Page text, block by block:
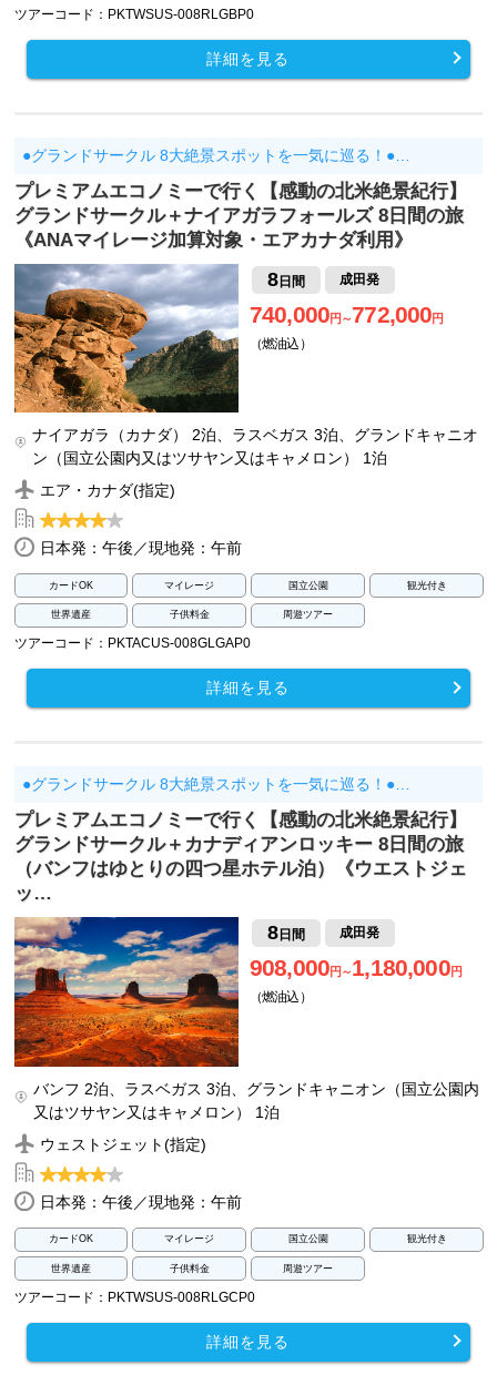
ツアーコード：PKTWSUS-008RLGBP0
詳細を見る
●グランドサークル 8大絶景スポットを一気に巡る！●…
プレミアムエコノミーで行く【感動の北米絶景紀行】
グランドサークル＋ナイアガラフォールズ 8日間の旅
《ANAマイレージ加算対象・エアカナダ利用》
8日間 成田発
740,000円～772,000円
（燃油込）
ナイアガラ（カナダ） 2泊、ラスベガス 3泊、グランドキャニオ
ン（国立公園内又はツサヤン又はキャメロン） 1泊
エア・カナダ(指定)
日本発：午後／現地発：午前
カードOK マイレージ 国立公園 観光付き
世界遺産 子供料金 周遊ツアー
ツアーコード：PKTACUS-008GLGAP0
詳細を見る
●グランドサークル 8大絶景スポットを一気に巡る！●…
プレミアムエコノミーで行く【感動の北米絶景紀行】
グランドサークル＋カナディアンロッキー 8日間の旅
（バンフはゆとりの四つ星ホテル泊）《ウエストジェ
ッ…
8日間 成田発
908,000円～1,180,000円
（燃油込）
バンフ 2泊、ラスベガス 3泊、グランドキャニオン（国立公園内
又はツサヤン又はキャメロン） 1泊
ウェストジェット(指定)
日本発：午後／現地発：午前
カードOK マイレージ 国立公園 観光付き
世界遺産 子供料金 周遊ツアー
ツアーコード：PKTWSUS-008RLGCP0
詳細を見る